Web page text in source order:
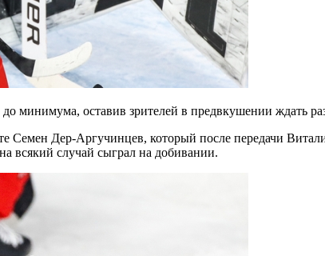
минимума, оставив зрителей в предвкушении ждать
Семен Дер-Аргучинцев, который после передачи
всякий случай сыграл на добивании.